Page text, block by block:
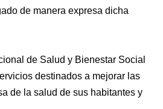
de manera expresa dicha
de Salud y Bienestar Social
destinados a mejorar las
de la salud de sus habitantes y